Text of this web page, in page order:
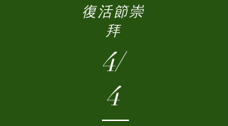
復活節崇
拜
4/
4